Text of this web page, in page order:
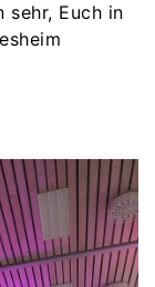
sehr, Euch in